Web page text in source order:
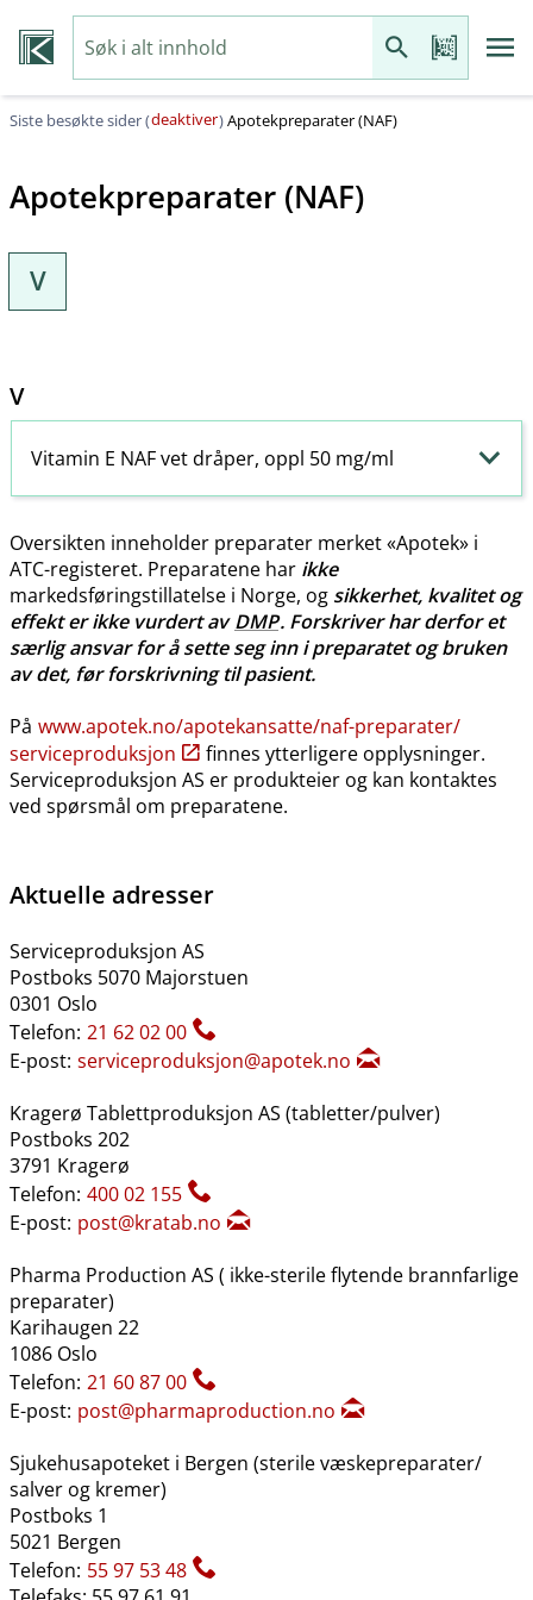
Siste besøkte sider (deaktiver)Apotekpreparater (NAF)
Apotekpreparater (NAF)
V
V
Vitamin E NAF vet dråper, oppl 50 mg/ml
Oversikten inneholder preparater merket «Apotek» i
ATC-registeret. Preparatene har ikke
markedsføringstillatelse i Norge, og sikkerhet, kvalitet og
effekt er ikke vurdert avDMP. Forskriver har derfor et
særlig ansvar for å sette seg inn i preparatet og bruken
av det, før forskrivning til pasient.
På www.apotek.no​/​apotekansatte​/​naf-preparater​/​
serviceproduksjon
finnes ytterligere opplysninger.
Serviceproduksjon AS er produkteier og kan kontaktes
ved spørsmål om preparatene.
Aktuelle adresser
Serviceproduksjon AS
Postboks 5070 Majorstuen
0301 Oslo
Telefon: 21 62 02 00
E-post: serviceproduksjon@apotek.no
Kragerø Tablettproduksjon AS (tabletter​/​pulver)
Postboks 202
3791 Kragerø
Telefon: 400 02 155
E-post: post@kratab.no
Pharma Production AS ( ikke-sterile flytende brannfarlige
preparater)
Karihaugen 22
1086 Oslo
Telefon: 21 60 87 00
E-post: post@pharmaproduction.no
Sjukehusapoteket i Bergen (sterile væskepreparater​/​
salver og kremer)
Postboks 1
5021 Bergen
Telefon: 55 97 53 48